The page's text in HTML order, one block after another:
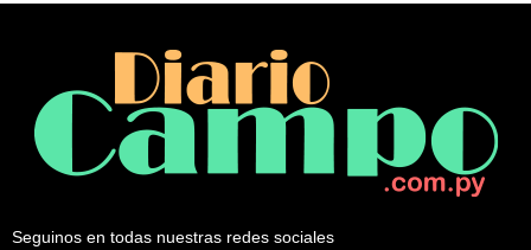
Seguinos en todas nuestras redes sociales